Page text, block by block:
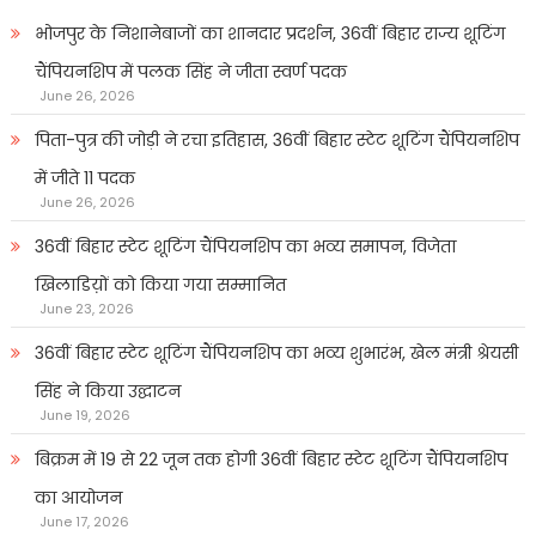
भोजपुर के निशानेबाजों का शानदार प्रदर्शन, 36वीं बिहार राज्य शूटिंग
चैंपियनशिप में पलक सिंह ने जीता स्वर्ण पदक
June 26, 2026
पिता-पुत्र की जोड़ी ने रचा इतिहास, 36वीं बिहार स्टेट शूटिंग चैंपियनशिप
में जीते 11 पदक
June 26, 2026
36वीं बिहार स्टेट शूटिंग चैंपियनशिप का भव्य समापन, विजेता
खिलाडिय़ों को किया गया सम्मानित
June 23, 2026
36वीं बिहार स्टेट शूटिंग चैंपियनशिप का भव्य शुभारंभ, खेल मंत्री श्रेयसी
सिंह ने किया उद्घाटन
June 19, 2026
बिक्रम में 19 से 22 जून तक होगी 36वीं बिहार स्टेट शूटिंग चैंपियनशिप
का आयोजन
June 17, 2026